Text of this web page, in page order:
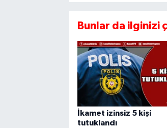
Bunlar da ilginizi
İkamet izinsiz 5 kişi
tutuklandı